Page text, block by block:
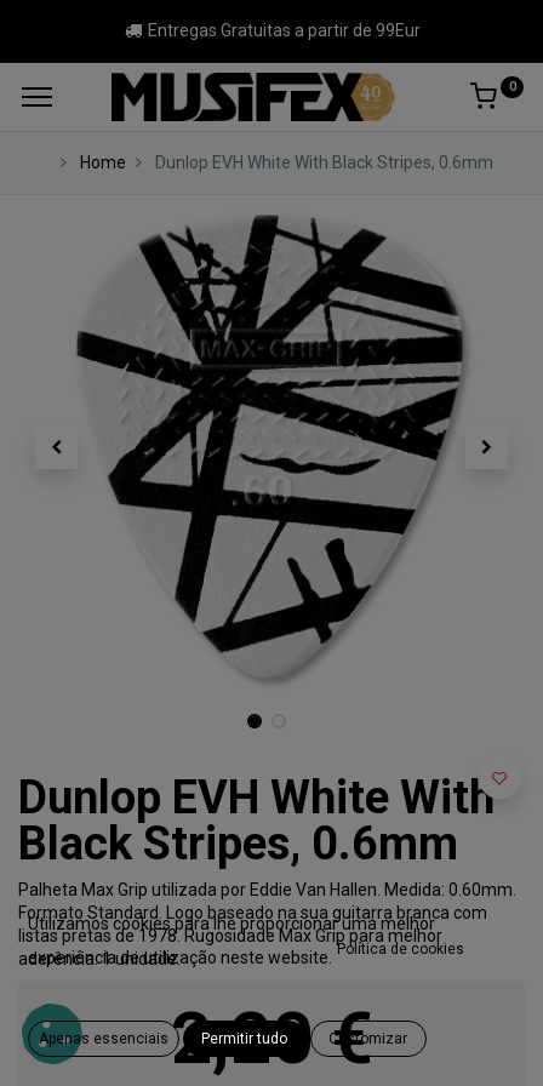
Entregas Gratuitas a partir de 99Eur
0
Home Dunlop EVH White With Black Stripes, 0.6mm
Dunlop EVH White With
Black Stripes, 0.6mm
Palheta Max Grip utilizada por Eddie Van Hallen. Medida: 0.60mm.
Formato Standard. Logo baseado na sua guitarra branca com
listas pretas de 1978. Rugosidade Max Grip para melhor
aderência. 1 unidade.
2,20€
Utilizamos cookies para lhe proporcionar uma melhor
experiência de utilização neste website. Política de cookies
Apenas essenciais Permitir tudo Customizar